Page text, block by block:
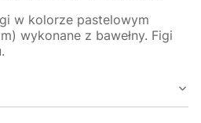
w kolorze pastelowym
wykonane z bawełny. Figi